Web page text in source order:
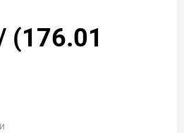
(176.01